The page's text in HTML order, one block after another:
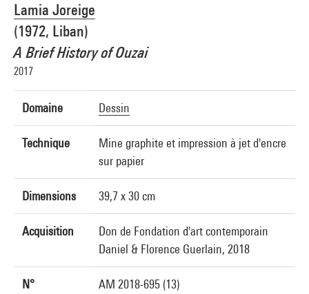
Lamia Joreige
(1972, Liban)
A Brief History of Ouzai
2017
Domaine Dessin
Technique
Mine graphite et impression à jet d'encre
sur papier
Dimensions 39,7 x 30 cm
Acquisition
Don de Fondation d'art contemporain
Daniel & Florence Guerlain, 2018
N°
AM 2018-695 (13)
Crédit photographique : Centre Pompidou, MNAM-CCI/Audrey Laurans/Dist.
GrandPalaisRmn
Réf. image : 4N89328
Diffusion image :GrandPalaisRmnPhoto